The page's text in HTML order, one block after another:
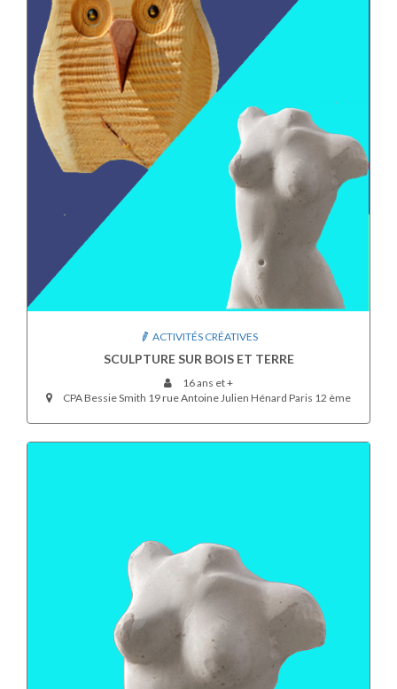
ACTIVITÉS CRÉATIVES
SCULPTURE SUR BOIS ET TERRE
16 ans et +
CPA Bessie Smith 19 rue Antoine Julien Hénard Paris 12 ème